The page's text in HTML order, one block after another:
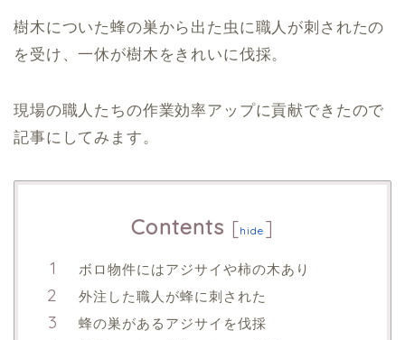
樹木についた蜂の巣から出た虫に職人が刺されたの
を受け、一休が樹木をきれいに伐採。
現場の職人たちの作業効率アップに貢献できたので
記事にしてみます。
Contents [hide ]
ボロ物件にはアジサイや柿の木あり
外注した職人が蜂に刺された
蜂の巣があるアジサイを伐採